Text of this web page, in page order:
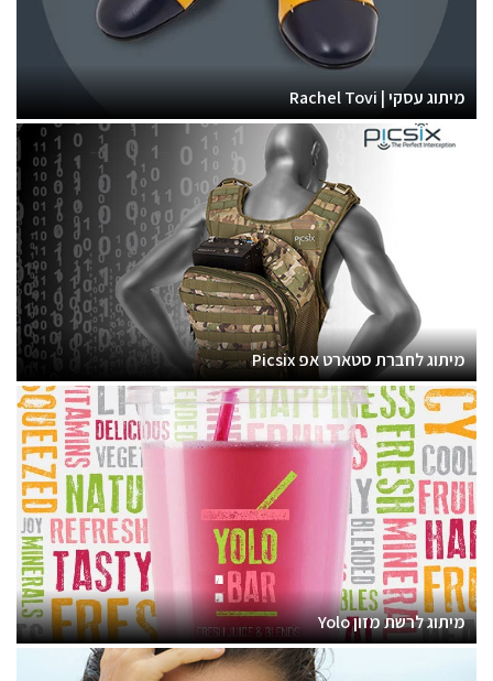
מיתוג עסקי | Rachel Tovi
מיתוג לחברת סטארט אפ Picsix
מיתוג לרשת מזון Yolo